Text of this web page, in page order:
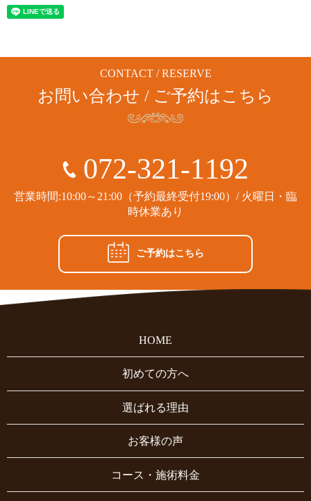
CONTACT / RESERVE
お問い合わせ / ご予約はこちら
072-321-1192
営業時間:10:00～21:00（予約最終受付19:00）/ 火曜日・臨
時休業あり
ご予約はこちら
HOME
初めての方へ
選ばれる理由
お客様の声
コース・施術料金